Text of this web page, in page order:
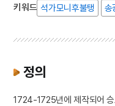
키워드 석가모니후불탱 송
정의
1724-1725년에 제작되어